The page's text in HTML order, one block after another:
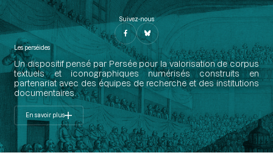
Suivez-nous
Les perséides
Un dispositif pensé par Persée pour la valorisation de corpus
textuels et iconographiques numérisés construits en
partenariat avec des équipes de recherche et des institutions
documentaires.
En savoir plus